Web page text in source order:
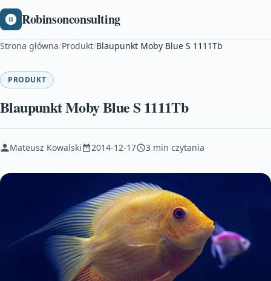
Robinsonconsulting
Strona główna/Produkt/Blaupunkt Moby Blue S 1111Tb
PRODUKT
Blaupunkt Moby Blue S 1111Tb
Mateusz Kowalski 2014-12-17 3 min czytania